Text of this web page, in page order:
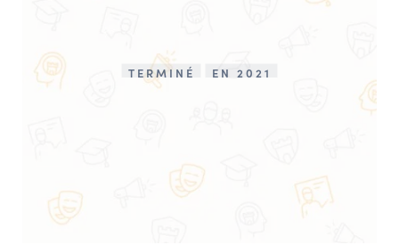
TERMINÉ EN 2021